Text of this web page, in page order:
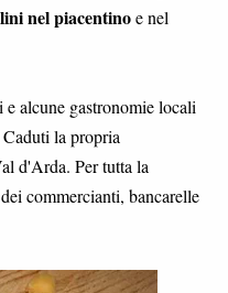
nel piacentinoe nel
alcune gastronomie locali
la propria
d'Arda. Per tutta la
commercianti, bancarelle